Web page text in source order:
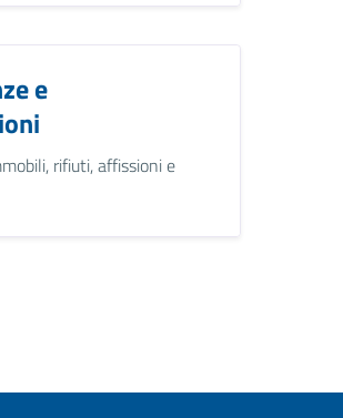
e
rifiuti, affissioni e